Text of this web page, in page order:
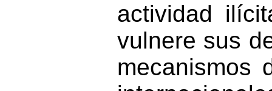
actividad
vulnere sus
mecanismos